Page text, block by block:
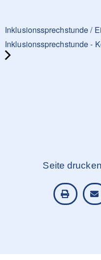
Inklusionssprechstunde /
Inklusionssprechstunde -
Seite